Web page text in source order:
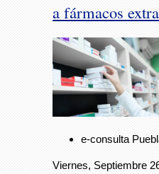
a fármacos
e-consulta
Viernes, Septiembre